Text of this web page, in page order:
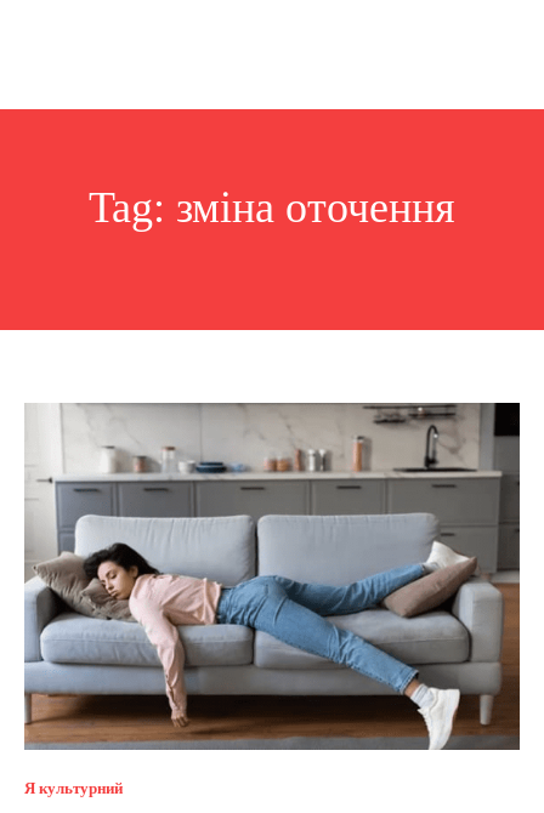
Tag: зміна оточення
Я культурний